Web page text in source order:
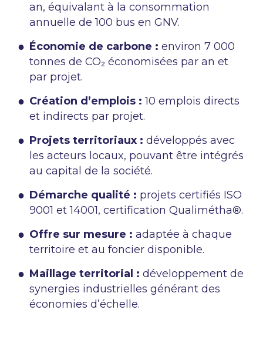
an, équivalant à la consommation
annuelle de 100 bus en GNV.
Économie de carbone : environ 7 000
tonnes de CO₂ économisées par an et
par projet.
Création d’emplois : 10 emplois directs
et indirects par projet.
Projets territoriaux : développés avec
les acteurs locaux, pouvant être intégrés
au capital de la société.
Démarche qualité : projets certifiés ISO
9001 et 14001, certification Qualimétha®.
Offre sur mesure : adaptée à chaque
territoire et au foncier disponible.
Maillage territorial : développement de
synergies industrielles générant des
économies d’échelle.